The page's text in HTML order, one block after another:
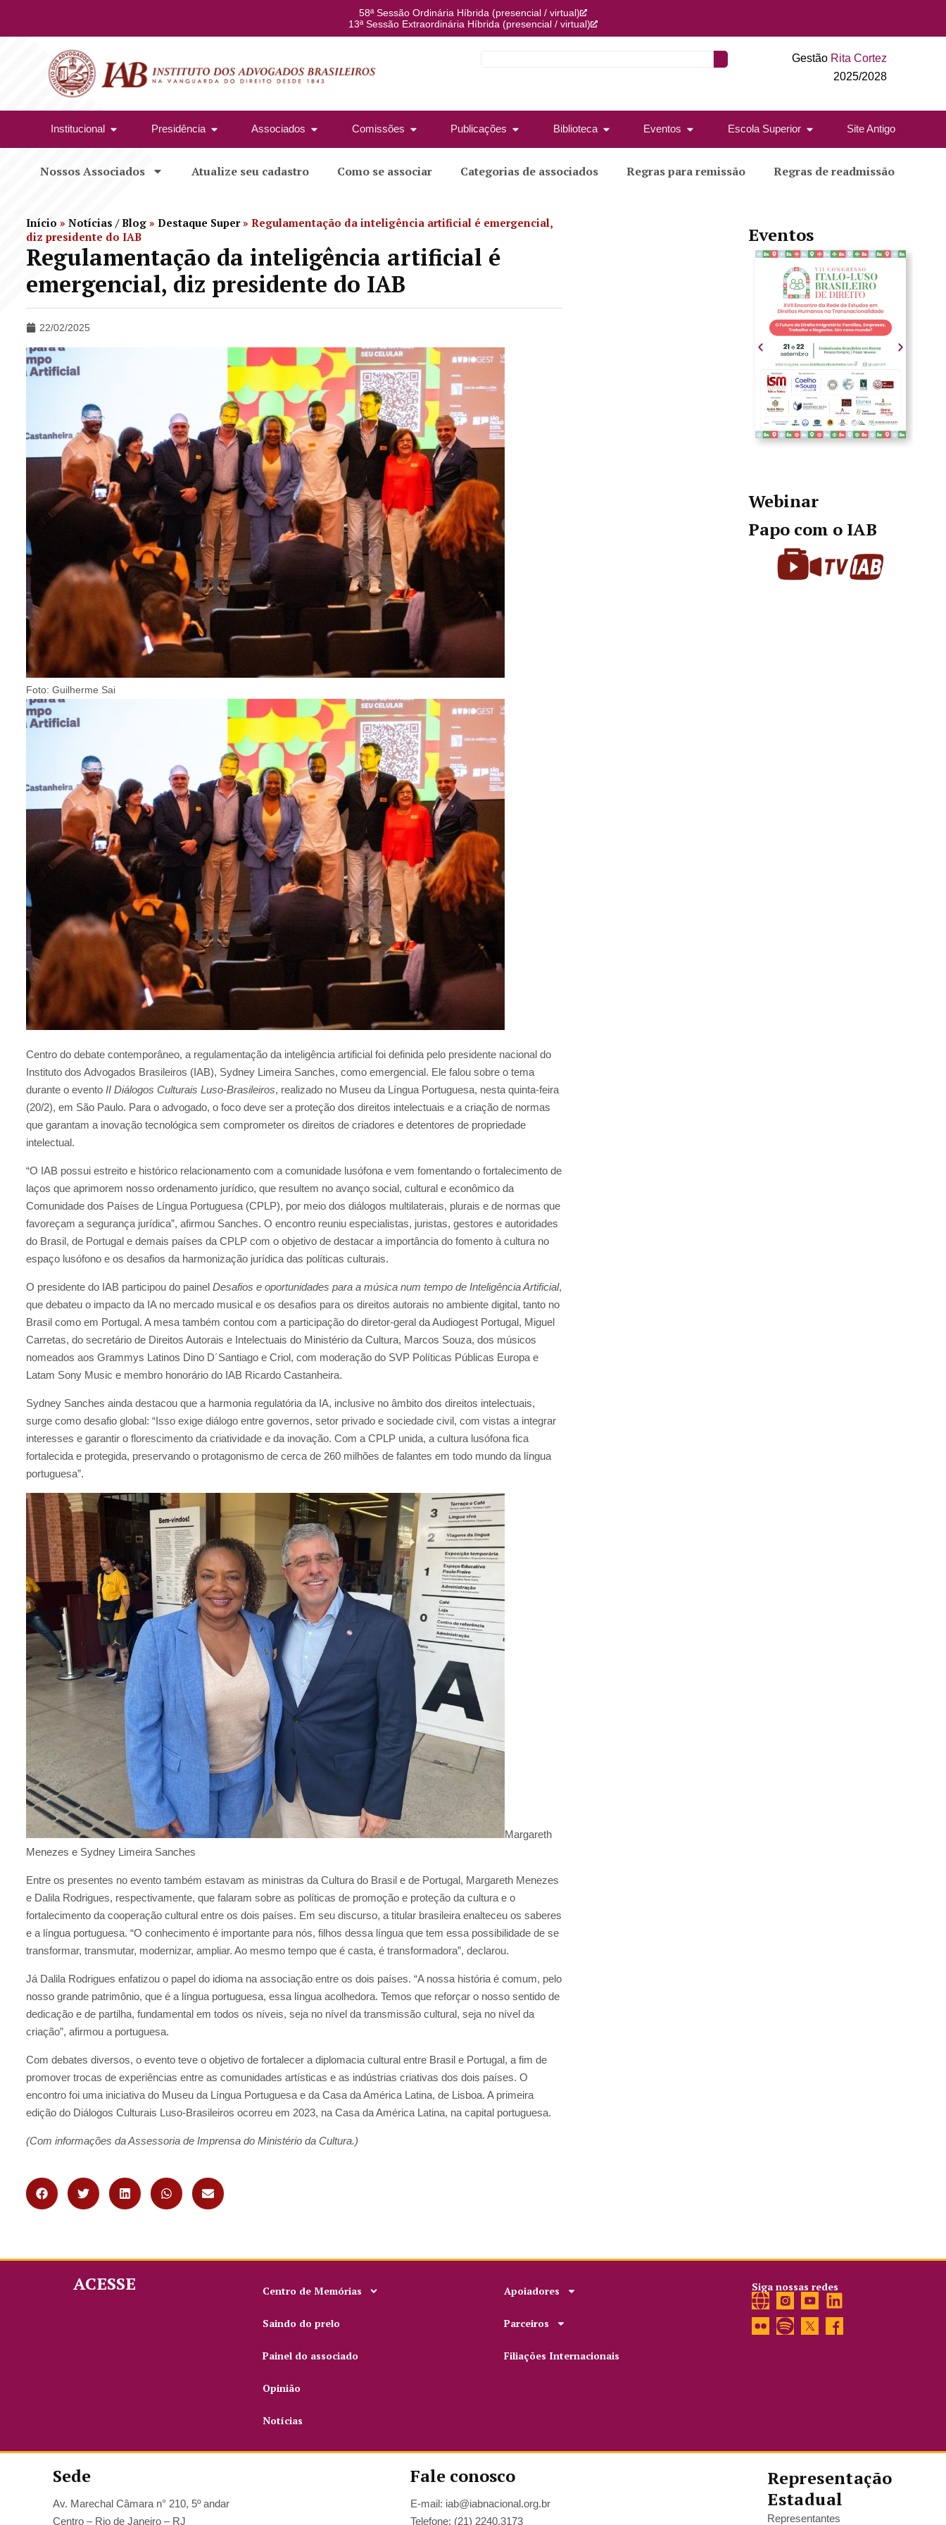
58ª Sessão Ordinária Híbrida (presencial / virtual)
13ª Sessão Extraordinária Híbrida (presencial / virtual)
Gestão Rita Cortez
2025/2028
Institucional Presidência Associados Comissões Publicações Biblioteca Eventos Escola Superior Site Antigo
Nossos Associados Atualize seu cadastro Como se associar Categorias de associados Regras para remissão Regras de readmissão
Início » Notícias / Blog » Destaque Super» Regulamentação da inteligência artificial é emergencial,
diz presidente do IAB
Regulamentação da inteligência artificial é
emergencial, diz presidente do IAB
22/02/2025
Foto: Guilherme Sai
Centro do debate contemporâneo, a regulamentação da inteligência artificial foi definida pelo presidente nacional do
Instituto dos Advogados Brasileiros (IAB), Sydney Limeira Sanches, como emergencial. Ele falou sobre o tema
durante o evento II Diálogos Culturais Luso-Brasileiros, realizado no Museu da Língua Portuguesa, nesta quinta-feira
(20/2), em São Paulo. Para o advogado, o foco deve ser a proteção dos direitos intelectuais e a criação de normas
que garantam a inovação tecnológica sem comprometer os direitos de criadores e detentores de propriedade
intelectual.
“O IAB possui estreito e histórico relacionamento com a comunidade lusófona e vem fomentando o fortalecimento de
laços que aprimorem nosso ordenamento jurídico, que resultem no avanço social, cultural e econômico da
Comunidade dos Países de Língua Portuguesa (CPLP), por meio dos diálogos multilaterais, plurais e de normas que
favoreçam a segurança jurídica”, afirmou Sanches. O encontro reuniu especialistas, juristas, gestores e autoridades
do Brasil, de Portugal e demais países da CPLP com o objetivo de destacar a importância do fomento à cultura no
espaço lusófono e os desafios da harmonização jurídica das políticas culturais.
O presidente do IAB participou do painel Desafios e oportunidades para a música num tempo de Inteligência Artificial,
que debateu o impacto da IA no mercado musical e os desafios para os direitos autorais no ambiente digital, tanto no
Brasil como em Portugal. A mesa também contou com a participação do diretor-geral da Audiogest Portugal, Miguel
Carretas, do secretário de Direitos Autorais e Intelectuais do Ministério da Cultura, Marcos Souza, dos músicos
nomeados aos Grammys Latinos Dino D´Santiago e Criol, com moderação do SVP Políticas Públicas Europa e
Latam Sony Music e membro honorário do IAB Ricardo Castanheira.
Sydney Sanches ainda destacou que a harmonia regulatória da IA, inclusive no âmbito dos direitos intelectuais,
surge como desafio global: “Isso exige diálogo entre governos, setor privado e sociedade civil, com vistas a integrar
interesses e garantir o florescimento da criatividade e da inovação. Com a CPLP unida, a cultura lusófona fica
fortalecida e protegida, preservando o protagonismo de cerca de 260 milhões de falantes em todo mundo da língua
portuguesa”.
Margareth
Menezes e Sydney Limeira Sanches
Entre os presentes no evento também estavam as ministras da Cultura do Brasil e de Portugal, Margareth Menezes
e Dalila Rodrigues, respectivamente, que falaram sobre as políticas de promoção e proteção da cultura e o
fortalecimento da cooperação cultural entre os dois países. Em seu discurso, a titular brasileira enalteceu os saberes
e a língua portuguesa. “O conhecimento é importante para nós, filhos dessa língua que tem essa possibilidade de se
transformar, transmutar, modernizar, ampliar. Ao mesmo tempo que é casta, é transformadora”, declarou.
Já Dalila Rodrigues enfatizou o papel do idioma na associação entre os dois países. “A nossa história é comum, pelo
nosso grande patrimônio, que é a língua portuguesa, essa língua acolhedora. Temos que reforçar o nosso sentido de
dedicação e de partilha, fundamental em todos os níveis, seja no nível da transmissão cultural, seja no nível da
criação”, afirmou a portuguesa.
Com debates diversos, o evento teve o objetivo de fortalecer a diplomacia cultural entre Brasil e Portugal, a fim de
promover trocas de experiências entre as comunidades artísticas e as indústrias criativas dos dois países. O
encontro foi uma iniciativa do Museu da Língua Portuguesa e da Casa da América Latina, de Lisboa. A primeira
edição do Diálogos Culturais Luso-Brasileiros ocorreu em 2023, na Casa da América Latina, na capital portuguesa.
(Com informações da Assessoria de Imprensa do Ministério da Cultura.)
Eventos
Webinar
Papo com o IAB
ACESSE Centro de Memórias
Saindo do prelo
Painel do associado
Opinião
Notícias
Apoiadores
Parceiros
Filiações Internacionais
Siga nossas redes
Sede
Av. Marechal Câmara n° 210, 5º andar
Centro – Rio de Janeiro – RJ
Fale conosco
E-mail: iab@iabnacional.org.br
Telefone: (21) 2240.3173
Representação
Estadual
Representantes